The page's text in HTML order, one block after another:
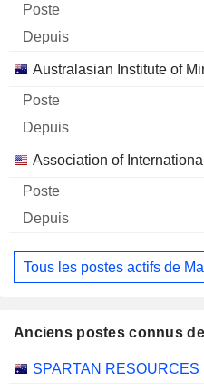
Australasian Institute of
Association of
Tous les postes actifs de
Anciens postes connus
Sociétés Poste Fin
SPARTAN RESOURCES